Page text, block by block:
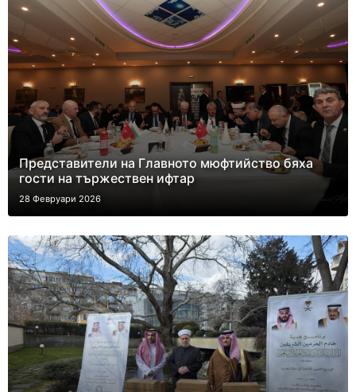
Представители на Главното мюфтийство бяха
гости на тържествен ифтар
28 Февруари 2026